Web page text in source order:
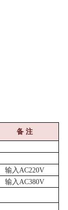
备 注
输入AC220V
输入AC380V